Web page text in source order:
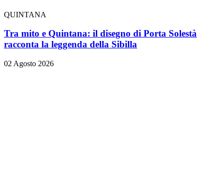
QUINTANA
Tra mito e Quintana: il disegno di Porta Solestà
racconta la leggenda della Sibilla
02 Agosto 2026